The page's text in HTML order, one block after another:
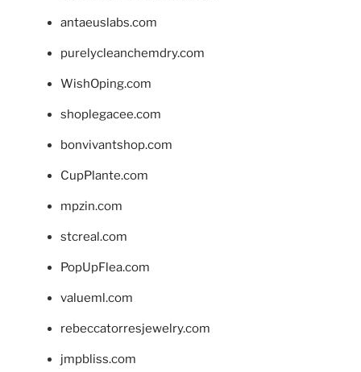
antaeuslabs.com
purelycleanchemdry.com
WishOping.com
shoplegacee.com
bonvivantshop.com
CupPlante.com
mpzin.com
stcreal.com
PopUpFlea.com
valueml.com
rebeccatorresjewelry.com
jmpbliss.com